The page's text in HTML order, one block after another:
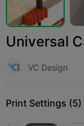
Universal
VC Design
Print Settings (5)